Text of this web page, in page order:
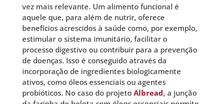
vez mais relevante. Um alimento funcional é
aquele que, para além de nutrir, oferece
benefícios acrescidos à saúde como, por exemplo,
estimular o sistema imunitário, facilitar o
processo digestivo ou contribuir para a prevenção
de doenças. Isso é conseguido através da
incorporação de ingredientes biologicamente
ativos, como óleos essenciais ou agentes
probióticos. No caso do projeto Albread, a junção